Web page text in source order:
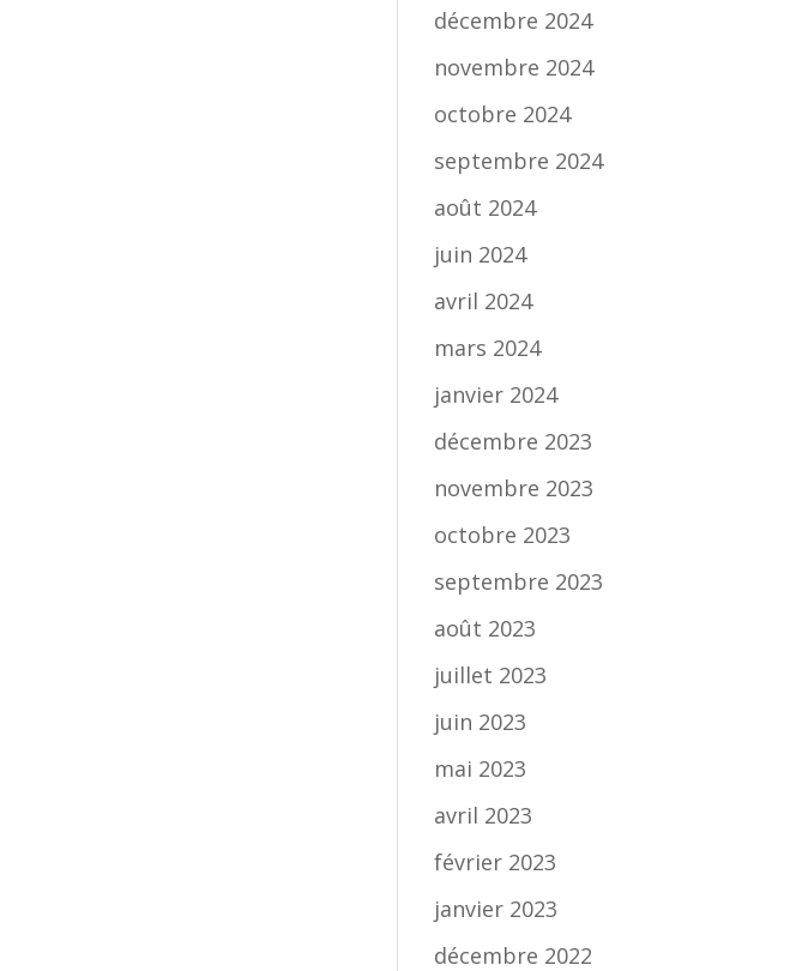
décembre 2024
novembre 2024
octobre 2024
septembre 2024
août 2024
juin 2024
avril 2024
mars 2024
janvier 2024
décembre 2023
novembre 2023
octobre 2023
septembre 2023
août 2023
juillet 2023
juin 2023
mai 2023
avril 2023
février 2023
janvier 2023
décembre 2022